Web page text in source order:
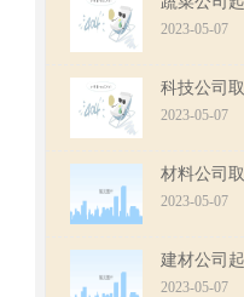
2023-05-07
2023-05-07
2023-05-07
2023-05-07